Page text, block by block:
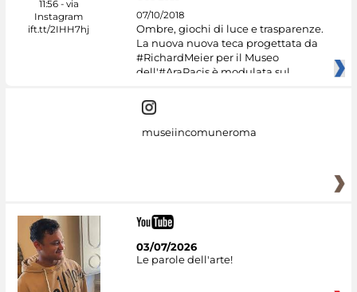
07/10/2018
Ombre, giochi di luce e trasparenze.
La nuova nuova teca progettata da
#RichardMeier per il Museo
dell'#AraPacis è modulata sul
museiincomuneroma
03/07/2026
Le parole dell'arte!